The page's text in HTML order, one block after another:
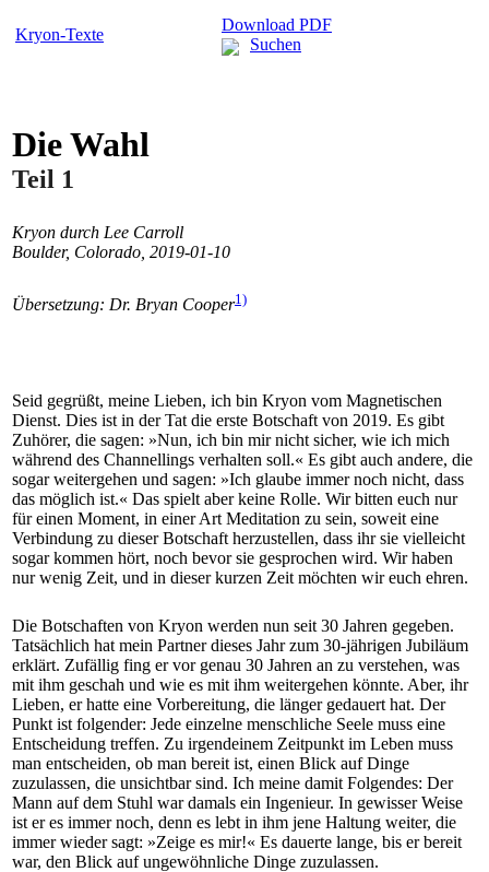
Kryon-Texte
Download PDF
Suchen
Die Wahl
Teil 1
Kryon durch Lee Carroll
Boulder, Colorado, 2019-01-10
Übersetzung: Dr. Bryan Cooper1)
Seid gegrüßt, meine Lieben, ich bin Kryon vom Magnetischen
Dienst. Dies ist in der Tat die erste Botschaft von 2019. Es gibt
Zuhörer, die sagen: »Nun, ich bin mir nicht sicher, wie ich mich
während des Channellings verhalten soll.« Es gibt auch andere, die
sogar weitergehen und sagen: »Ich glaube immer noch nicht, dass
das möglich ist.« Das spielt aber keine Rolle. Wir bitten euch nur
für einen Moment, in einer Art Meditation zu sein, soweit eine
Verbindung zu dieser Botschaft herzustellen, dass ihr sie vielleicht
sogar kommen hört, noch bevor sie gesprochen wird. Wir haben
nur wenig Zeit, und in dieser kurzen Zeit möchten wir euch ehren.
Die Botschaften von Kryon werden nun seit 30 Jahren gegeben.
Tatsächlich hat mein Partner dieses Jahr zum 30-jährigen Jubiläum
erklärt. Zufällig fing er vor genau 30 Jahren an zu verstehen, was
mit ihm geschah und wie es mit ihm weitergehen könnte. Aber, ihr
Lieben, er hatte eine Vorbereitung, die länger gedauert hat. Der
Punkt ist folgender: Jede einzelne menschliche Seele muss eine
Entscheidung treffen. Zu irgendeinem Zeitpunkt im Leben muss
man entscheiden, ob man bereit ist, einen Blick auf Dinge
zuzulassen, die unsichtbar sind. Ich meine damit Folgendes: Der
Mann auf dem Stuhl war damals ein Ingenieur. In gewisser Weise
ist er es immer noch, denn es lebt in ihm jene Haltung weiter, die
immer wieder sagt: »Zeige es mir!« Es dauerte lange, bis er bereit
war, den Blick auf ungewöhnliche Dinge zuzulassen.